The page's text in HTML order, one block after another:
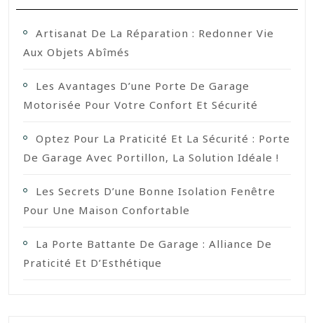
Artisanat De La Réparation : Redonner Vie
Aux Objets Abîmés
Les Avantages D’une Porte De Garage
Motorisée Pour Votre Confort Et Sécurité
Optez Pour La Praticité Et La Sécurité : Porte
De Garage Avec Portillon, La Solution Idéale !
Les Secrets D’une Bonne Isolation Fenêtre
Pour Une Maison Confortable
La Porte Battante De Garage : Alliance De
Praticité Et D’Esthétique